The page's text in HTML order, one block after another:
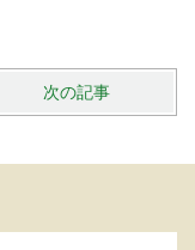
次の記事